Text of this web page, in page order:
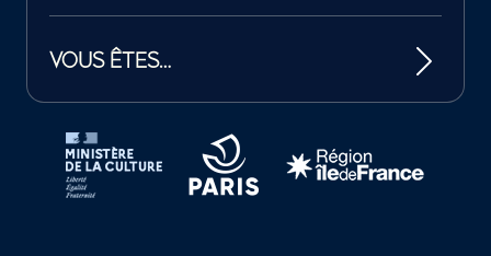
VOUS ÊTES…
Tutelles et mécènes de la Philharmonie de Paris